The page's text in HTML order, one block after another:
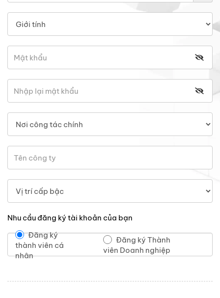
Nhu cầu đăng ký tài khoản của bạn
Đăng ký
thành viên cá
nhân
Đăng ký Thành
viên Doanh nghiệp